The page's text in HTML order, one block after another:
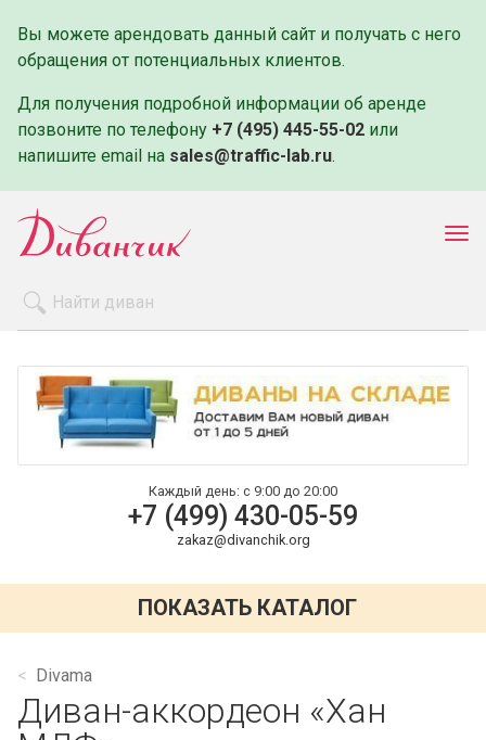
Вы можете арендовать данный сайт и получать с него
обращения от потенциальных клиентов.
Для получения подробной информации об аренде
позвоните по телефону +7 (495) 445-55-02 или
напишите email на sales@traffic-lab.ru.
Оплата и доставка
Контакты
Каждый день: с 9:00 до 20:00
+7 (499) 430-05-59
zakaz@divanchik.org
ПОКАЗАТЬ КАТАЛОГ
Divama
Диван-аккордеон «Хан